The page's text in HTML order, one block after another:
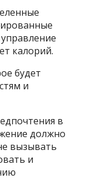
калорий.
будет
и
в
должно
вызывать
и